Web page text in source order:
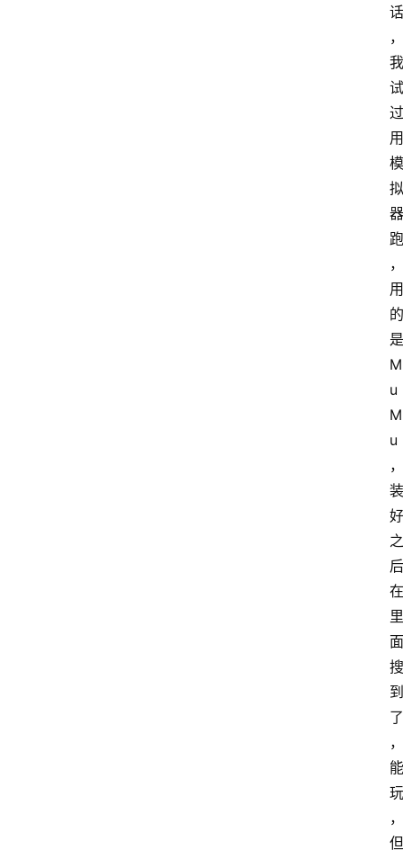
话
，
我
试
过
用
模
拟
器
跑
，
用
的
是
M
u
M
u
，
装
好
之
后
在
里
面
搜
到
了
，
能
玩
，
但